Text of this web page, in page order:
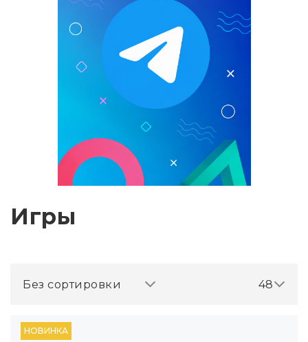
Игры
48
Без сортировки
НОВИНКА